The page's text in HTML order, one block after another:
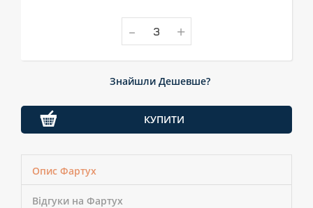
- +
Знайшли Дешевше?
КУПИТИ
Опис Фартух
Відгуки на Фартух